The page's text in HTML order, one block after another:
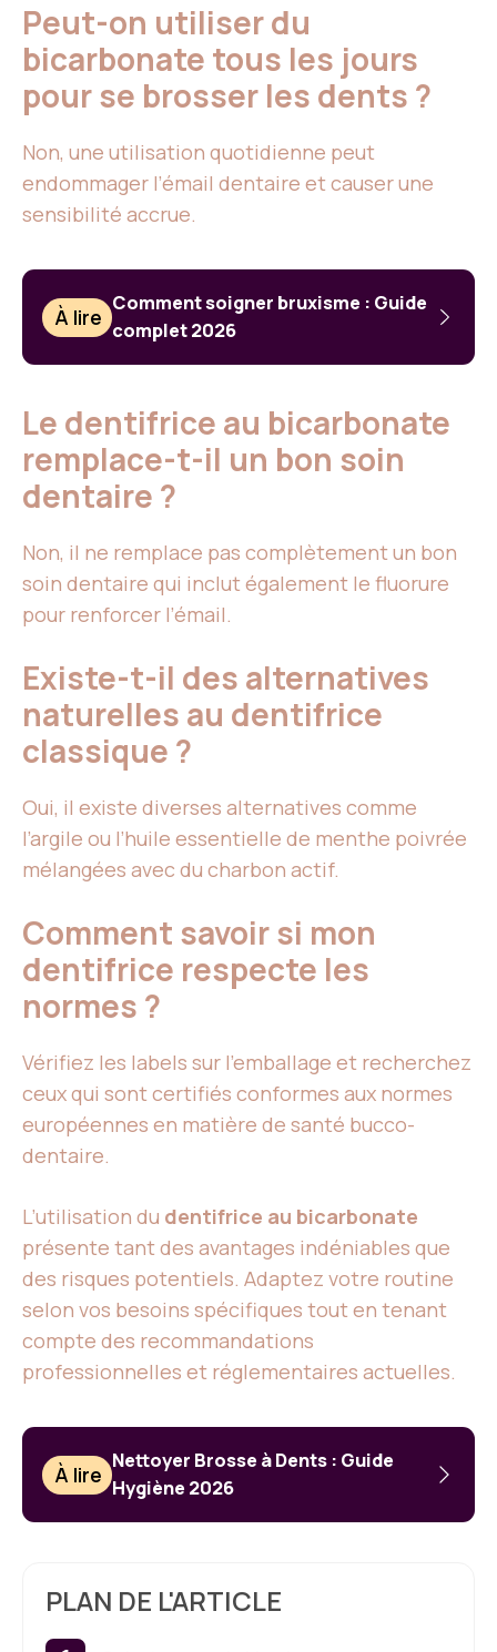
Peut-on utiliser du
bicarbonate tous les jours
pour se brosser les dents ?
Non, une utilisation quotidienne peut
endommager l’émail dentaire et causer une
sensibilité accrue.
À lire
Comment soigner bruxisme : Guide
complet 2026
Le dentifrice au bicarbonate
remplace-t-il un bon soin
dentaire ?
Non, il ne remplace pas complètement un bon
soin dentaire qui inclut également le fluorure
pour renforcer l’émail.
Existe-t-il des alternatives
naturelles au dentifrice
classique ?
Oui, il existe diverses alternatives comme
l’argile ou l’huile essentielle de menthe poivrée
mélangées avec du charbon actif.
Comment savoir si mon
dentifrice respecte les
normes ?
Vérifiez les labels sur l’emballage et recherchez
ceux qui sont certifiés conformes aux normes
européennes en matière de santé bucco-
dentaire.
L’utilisation du dentifrice au bicarbonate
présente tant des avantages indéniables que
des risques potentiels. Adaptez votre routine
selon vos besoins spécifiques tout en tenant
compte des recommandations
professionnelles et réglementaires actuelles.
À lire
Nettoyer Brosse à Dents : Guide
Hygiène 2026
PLAN DE L'ARTICLE